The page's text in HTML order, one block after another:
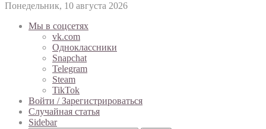
Понедельник, 10 августа 2026
Мы в соцсетях
vk.com
Одноклассники
Snapchat
Telegram
Steam
TikTok
Войти / Зарегистрироваться
Случайная статья
Sidebar